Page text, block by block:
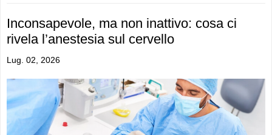
Inconsapevole, ma non inattivo: cosa ci
rivela l’anestesia sul cervello
Lug. 02, 2026